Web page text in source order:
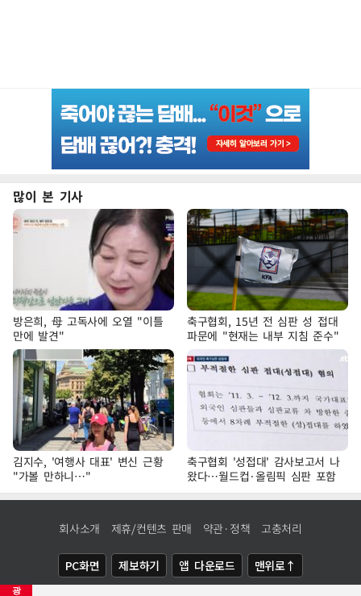
광
많이 본 기사
방은희, 母 고독사에 오열 "이틀
만에 발견"
축구협회, 15년 전 심판 성 접대
파문에 "현재는 내부 지침 준수"
김지수, '여행사 대표' 변신 근황
"가볼 만하니…"
축구협회 '성접대' 감사보고서 나
왔다…월드컵·올림픽 심판 포함
회사소개 제휴/컨텐츠 판매 약관·정책 고충처리
PC화면 제보하기 앱 다운로드 맨위로↑